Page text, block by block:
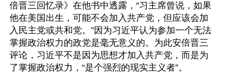
倍晋三回忆录》在他书中透露，“习主席曾说，如果
他在美国出生，可能不会加入共产党，但应该会加
入民主党或共和党。”因为习近平认为参加一个无法
掌握政治权力的政党是毫无意义的。为此安倍晋三
评论，习近平不是因为思想才加入共产党，而是为
了掌握政治权力，“是个强烈的现实主义者”。